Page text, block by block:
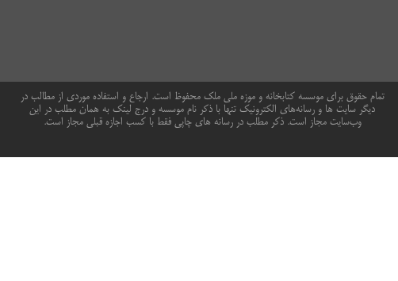
تمام حقوق برای موسسه کتابخانه و موزه ملی ملک محفوظ است. ارجاع و استفاده موردی از مطالب در
دیگر سایت ها و رسانه‌های الکترونیک تنها با ذکر نام موسسه و درج لینک به همان مطلب در این
وب‌سایت مجاز است. ذکر مطلب در رسانه های چاپی فقط با کسب اجازه قبلی مجاز است.